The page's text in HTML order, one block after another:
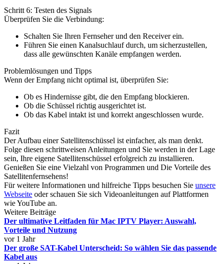
Schritt 6: Testen des Signals
Überprüfen Sie die Verbindung:
Schalten Sie Ihren Fernseher und den Receiver ein.
Führen Sie einen Kanalsuchlauf durch, um sicherzustellen,
dass alle gewünschten Kanäle empfangen werden.
Problemlösungen und Tipps
Wenn der Empfang nicht optimal ist, überprüfen Sie:
Ob es Hindernisse gibt, die den Empfang blockieren.
Ob die Schüssel richtig ausgerichtet ist.
Ob das Kabel intakt ist und korrekt angeschlossen wurde.
Fazit
Der Aufbau einer Satellitenschüssel ist einfacher, als man denkt.
Folge diesen schrittweisen Anleitungen und Sie werden in der Lage
sein, Ihre eigene Satellitenschüssel erfolgreich zu installieren.
Genießen Sie eine Vielzahl von Programmen und Die Vorteile des
Satellitenfernsehens!
Für weitere Informationen und hilfreiche Tipps besuchen Sie unsere
Webseite oder schauen Sie sich Videoanleitungen auf Plattformen
wie YouTube an.
Weitere Beiträge
Der ultimative Leitfaden für Mac IPTV Player: Auswahl,
Vorteile und Nutzung
vor 1 Jahr
Der große SAT-Kabel Unterscheid: So wählen Sie das passende
Kabel aus